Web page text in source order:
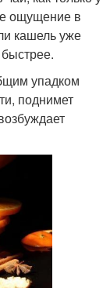
ощущение в
кашель уже
упадком
поднимет